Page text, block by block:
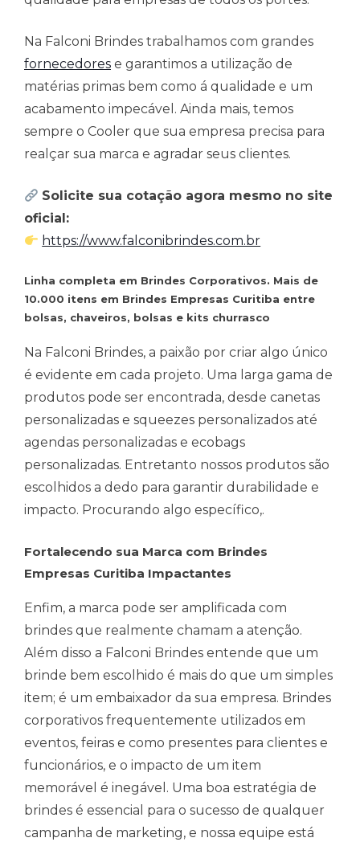
Na Falconi Brindes trabalhamos com grandes
fornecedores e garantimos a utilização de
matérias primas bem como á qualidade e um
acabamento impecável. Ainda mais, temos
sempre o Cooler que sua empresa precisa para
realçar sua marca e agradar seus clientes.
Solicite sua cotação agora mesmo no site
oficial:
https://www.falconibrindes.com.br
Linha completa em Brindes Corporativos. Mais de
10.000 itens em Brindes Empresas Curitiba entre
bolsas, chaveiros, bolsas e kits churrasco
Na Falconi Brindes, a paixão por criar algo único
é evidente em cada projeto. Uma larga gama de
produtos pode ser encontrada, desde canetas
personalizadas e squeezes personalizados até
agendas personalizadas e ecobags
personalizadas. Entretanto nossos produtos são
escolhidos a dedo para garantir durabilidade e
impacto. Procurando algo específico,.
Fortalecendo sua Marca com Brindes
Empresas Curitiba Impactantes
Enfim, a marca pode ser amplificada com
brindes que realmente chamam a atenção.
Além disso a Falconi Brindes entende que um
brinde bem escolhido é mais do que um simples
item; é um embaixador da sua empresa. Brindes
corporativos frequentemente utilizados em
eventos, feiras e como presentes para clientes e
funcionários, e o impacto de um item
memorável é inegável. Uma boa estratégia de
brindes é essencial para o sucesso de qualquer
campanha de marketing, e nossa equipe está